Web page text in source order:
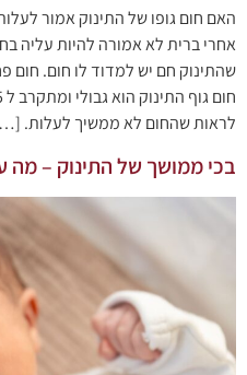
האם חום גופו של התינוק אמור
אחרי ברית לא אמורה להיות עליה
לראות שהחום לא ממשיך לעלות.
בכי ממושך של התינוק – מה